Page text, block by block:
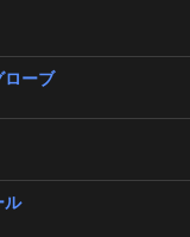
ローブ
ル